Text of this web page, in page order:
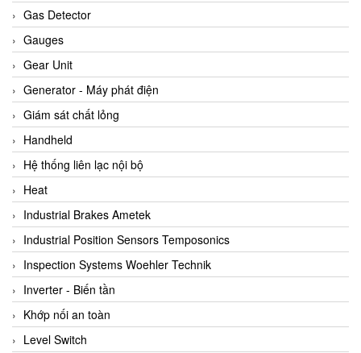
ARCA Regler
Arcos Hydraulik
Ardetem-Sfere-Vietnam
Argal
AS ENERGI
ASCO CO2
Asker
AT2E
ATC Pneumatic
ATEX System
ATI - IA
ATI (Analytical Technology Inc)
Atos
Atrax
Gas Detector
Gauges
Gear Unit
Generator - Máy phát điện
Giám sát chất lỏng
Handheld
Hệ thống liên lạc nội bộ
Heat
Industrial Brakes Ametek
Industrial Position Sensors Temposonics
Inspection Systems Woehler Technik
Inverter - Biến tần
Khớp nối an toàn
Level Switch